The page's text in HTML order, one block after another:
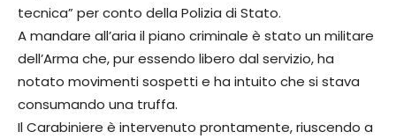
tecnica” per conto della Polizia di Stato.
A mandare all’aria il piano criminale è stato un militare
dell’Arma che, pur essendo libero dal servizio, ha
notato movimenti sospetti e ha intuito che si stava
consumando una truffa.
Il Carabiniere è intervenuto prontamente, riuscendo a